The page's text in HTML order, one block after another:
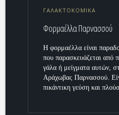
ΓΑΛΑΚΤΟΚΟΜΙΚΑ
Φορμαέλλα Παρνασσού
Η φορμαέλλα είναι
που παρασκευάζεται από
γάλα ή μείγματα αυτών,
Αράχωβας Παρνασσού.
πικάντικη γεύση και